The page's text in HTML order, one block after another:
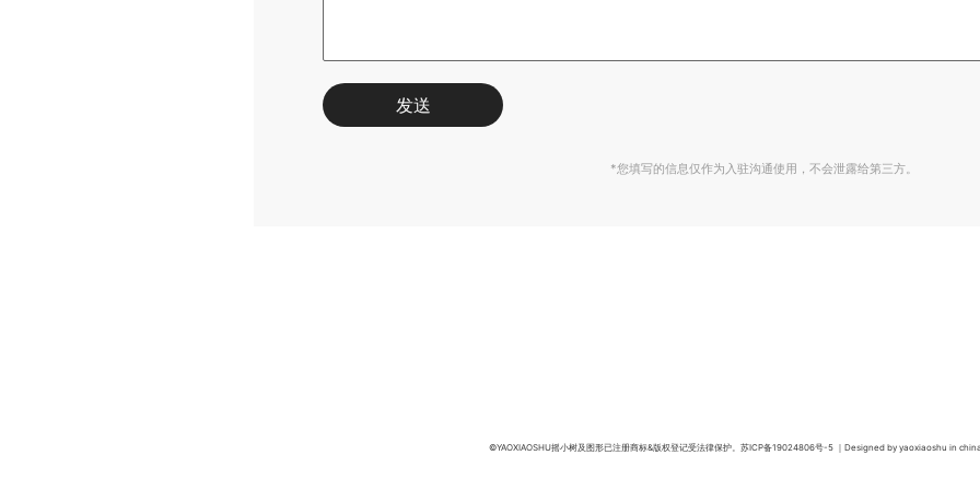
*您填写的信息仅作为入驻沟通使用，不会泄露给第三方。
©️YAOXIAOSHU摇小树及图形已注册商标&版权登记受法律保护。苏ICP备19024806号-5 ｜Designed by yaoxiaoshu in